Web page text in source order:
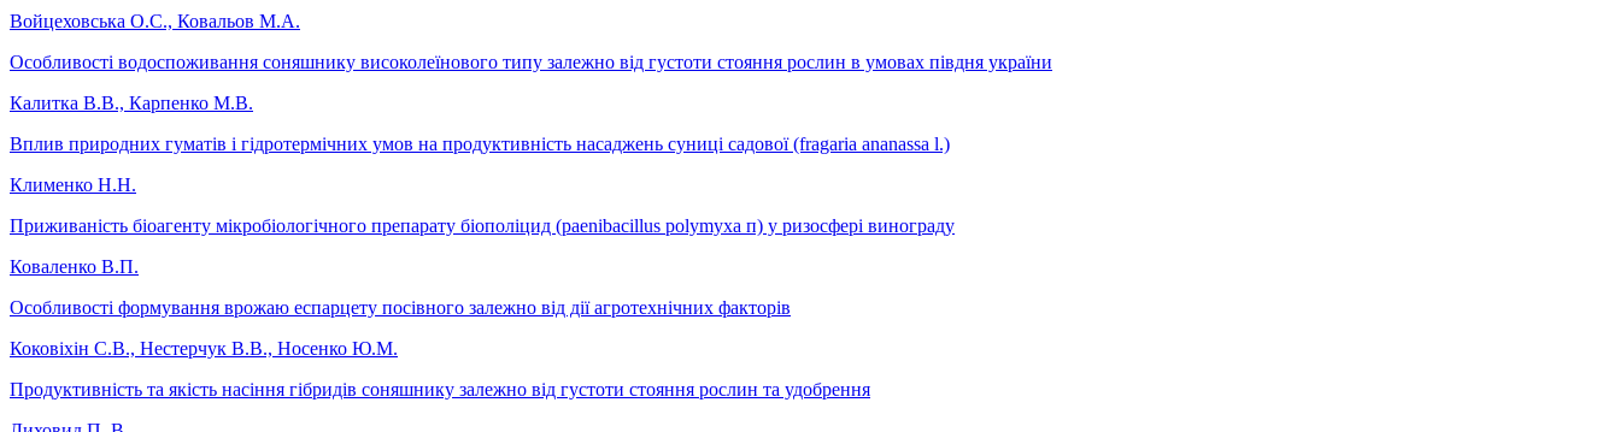
Войцеховська О.С., Ковальов М.А.
Особливості водоспоживання соняшнику високолеїнового типу залежно від густоти стояння рослин в умовах півдня україни
Калитка В.В., Карпенко М.В.
Вплив природних гуматів і гідротермічних умов на продуктивність насаджень суниці садової (fragaria ananassa l.)
Клименко Н.Н.
Приживаність біоагенту мікробіологічного препарату біополіцид (paenibacillus polymyxa п) у ризосфері винограду
Коваленко В.П.
Особливості формування врожаю еспарцету посівного залежно від дії агротехнічних факторів
Коковіхін С.В., Нестерчук В.В., Носенко Ю.М.
Продуктивність та якість насіння гібридів соняшнику залежно від густоти стояння рослин та удобрення